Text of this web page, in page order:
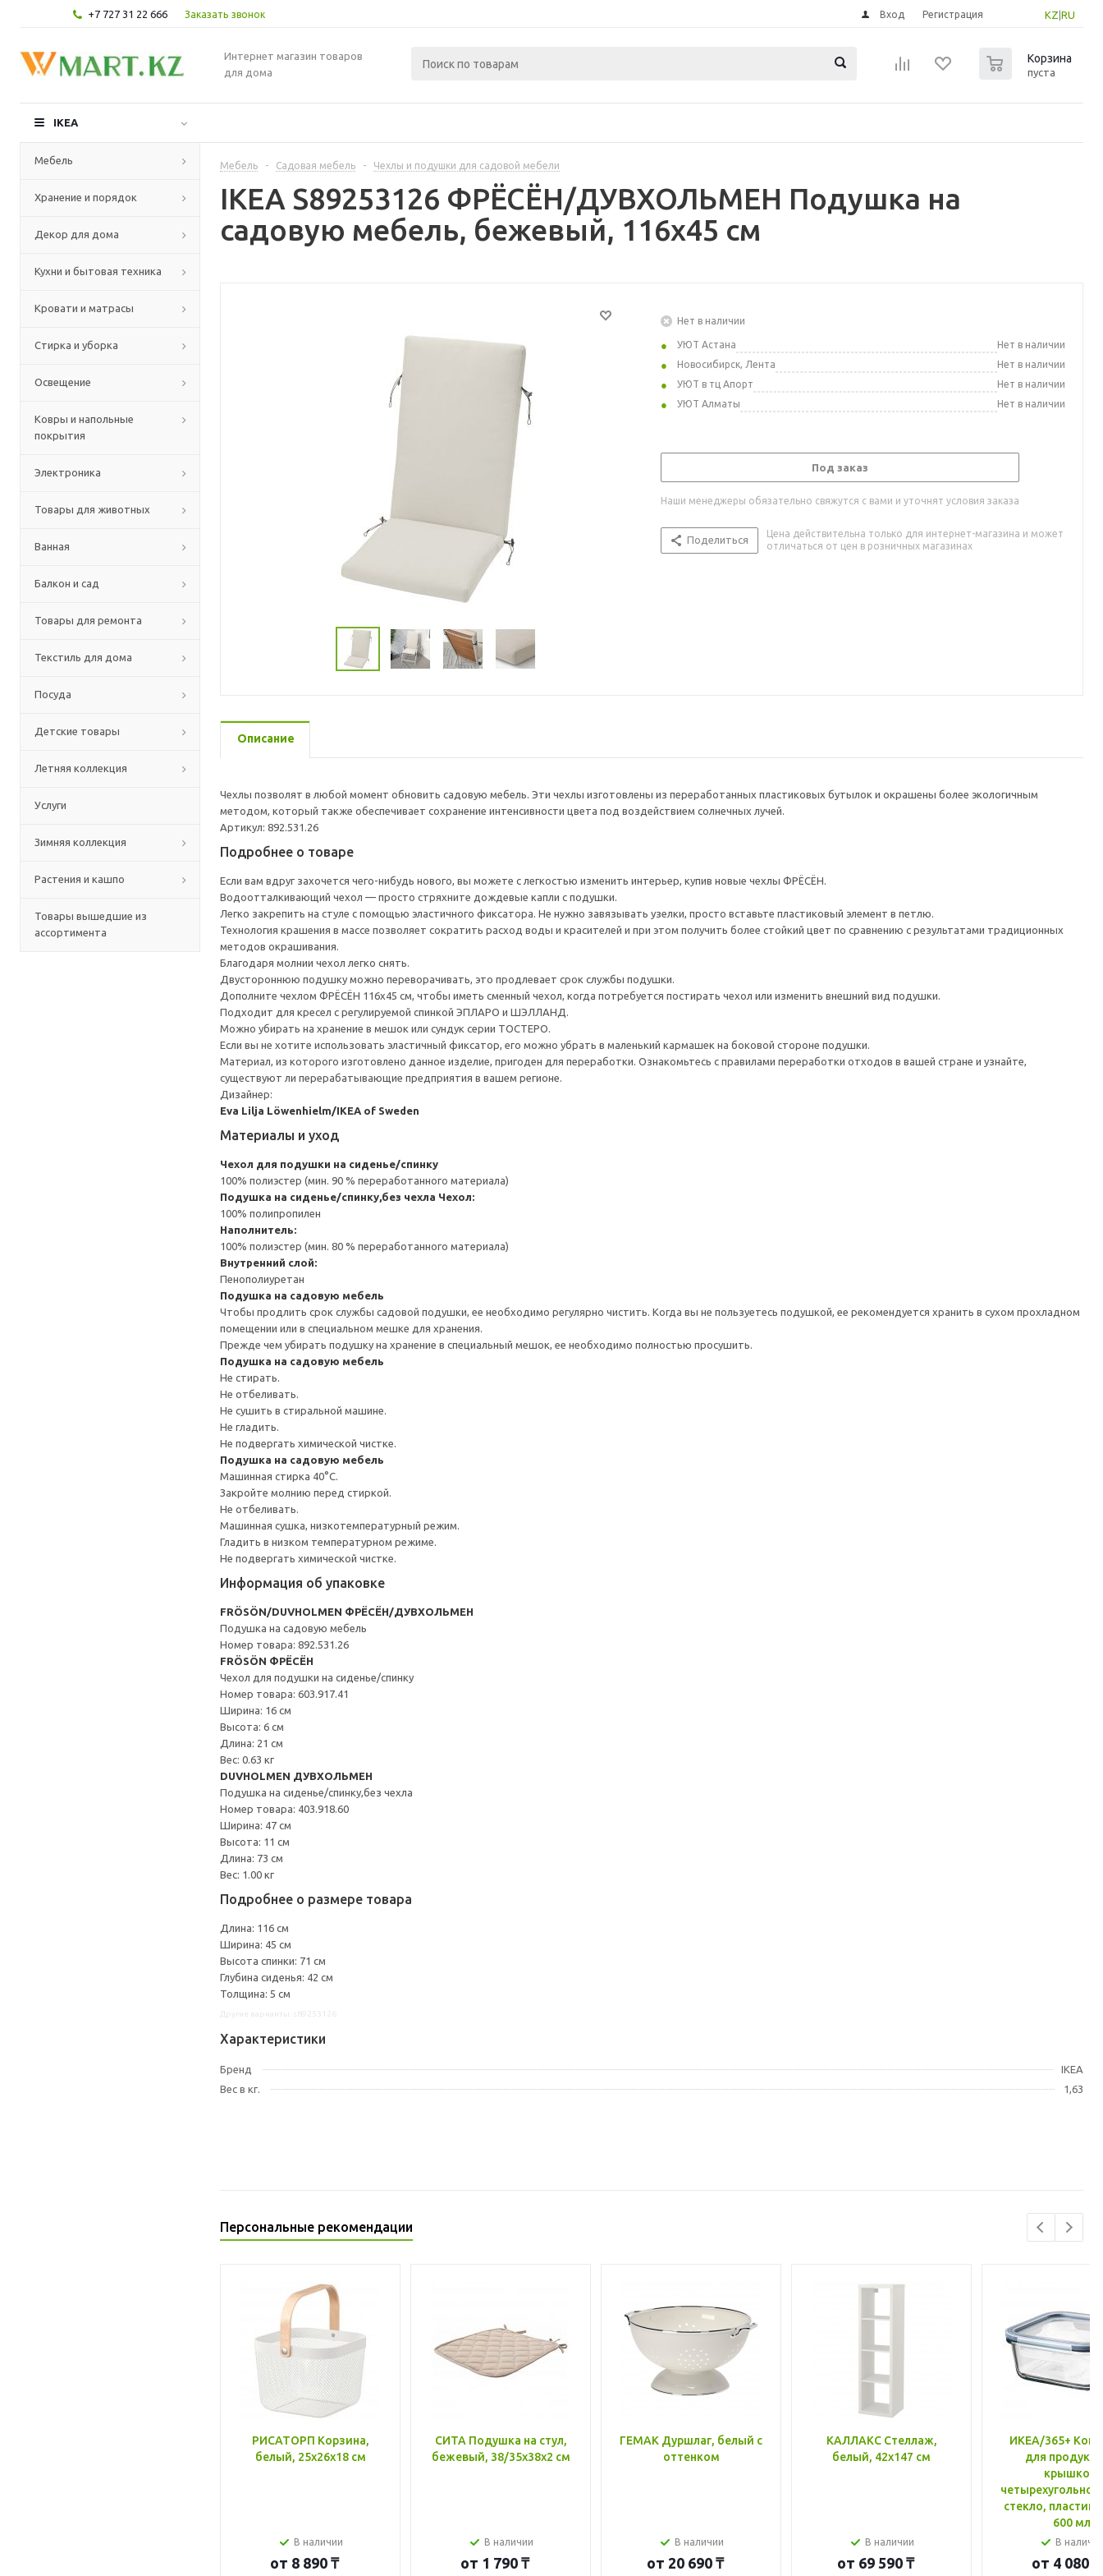
+7 727 31 22 666 Заказать звонок KZ RU
Вход Регистрация
Интернет магазин товаров
для дома
Корзина
пуста
IKEA
Мебель
Хранение и порядок
Декор для дома
Кухни и бытовая техника
Кровати и матрасы
Стирка и уборка
Освещение
Ковры и напольные
покрытия
Электроника
Товары для животных
Ванная
Балкон и сад
Товары для ремонта
Текстиль для дома
Посуда
Детские товары
Летняя коллекция
Услуги
Зимняя коллекция
Растения и кашпо
Товары вышедшие из
ассортимента
Мебель - Садовая мебель - Чехлы и подушки для садовой мебели
IKEA S89253126 ФРЁСЁН/ДУВХОЛЬМЕН Подушка на
садовую мебель, бежевый, 116x45 см
Нет в наличии
УЮТ Астана
Нет в наличии
Новосибирск, Лента
Нет в наличии
УЮТ в тц Апорт
Нет в наличии
УЮТ Алматы
Нет в наличии
Под заказ
Наши менеджеры обязательно свяжутся с вами и уточнят условия заказа
Поделиться
Цена действительна только для интернет-магазина и может
отличаться от цен в розничных магазинах
Описание
Чехлы позволят в любой момент обновить садовую мебель. Эти чехлы изготовлены из переработанных пластиковых бутылок и окрашены более экологичным
методом, который также обеспечивает сохранение интенсивности цвета под воздействием солнечных лучей.
Артикул: 892.531.26
Подробнее о товаре
Если вам вдруг захочется чего-нибудь нового, вы можете с легкостью изменить интерьер, купив новые чехлы ФРЁСЁН.
Водоотталкивающий чехол — просто стряхните дождевые капли с подушки.
Легко закрепить на стуле с помощью эластичного фиксатора. Не нужно завязывать узелки, просто вставьте пластиковый элемент в петлю.
Технология крашения в массе позволяет сократить расход воды и красителей и при этом получить более стойкий цвет по сравнению с результатами традиционных
методов окрашивания.
Благодаря молнии чехол легко снять.
Двустороннюю подушку можно переворачивать, это продлевает срок службы подушки.
Дополните чехлом ФРЁСЁН 116x45 см, чтобы иметь сменный чехол, когда потребуется постирать чехол или изменить внешний вид подушки.
Подходит для кресел с регулируемой спинкой ЭПЛАРО и ШЭЛЛАНД.
Можно убирать на хранение в мешок или сундук серии ТОСТЕРО.
Если вы не хотите использовать эластичный фиксатор, его можно убрать в маленький кармашек на боковой стороне подушки.
Материал, из которого изготовлено данное изделие, пригоден для переработки. Ознакомьтесь с правилами переработки отходов в вашей стране и узнайте,
существуют ли перерабатывающие предприятия в вашем регионе.
Дизайнер:
Eva Lilja Löwenhielm/IKEA of Sweden
Материалы и уход
Чехол для подушки на сиденье/спинку
100% полиэстер (мин. 90 % переработанного материала)
Подушка на сиденье/спинку,без чехла Чехол:
100% полипропилен
Наполнитель:
100% полиэстер (мин. 80 % переработанного материала)
Внутренний слой:
Пенополиуретан
Подушка на садовую мебель
Чтобы продлить срок службы садовой подушки, ее необходимо регулярно чистить. Когда вы не пользуетесь подушкой, ее рекомендуется хранить в сухом прохладном
помещении или в специальном мешке для хранения.
Прежде чем убирать подушку на хранение в специальный мешок, ее необходимо полностью просушить.
Подушка на садовую мебель
Не стирать.
Не отбеливать.
Не сушить в стиральной машине.
Не гладить.
Не подвергать химической чистке.
Подушка на садовую мебель
Машинная стирка 40°С.
Закройте молнию перед стиркой.
Не отбеливать.
Машинная сушка, низкотемпературный режим.
Гладить в низком температурном режиме.
Не подвергать химической чистке.
Информация об упаковке
FRÖSÖN/DUVHOLMEN ФРЁСЁН/ДУВХОЛЬМЕН
Подушка на садовую мебель
Номер товара: 892.531.26
FRÖSÖN ФРЁСЁН
Чехол для подушки на сиденье/спинку
Номер товара: 603.917.41
Ширина: 16 см
Высота: 6 см
Длина: 21 см
Вес: 0.63 кг
DUVHOLMEN ДУВХОЛЬМЕН
Подушка на сиденье/спинку,без чехла
Номер товара: 403.918.60
Ширина: 47 см
Высота: 11 см
Длина: 73 см
Вес: 1.00 кг
Подробнее о размере товара
Длина: 116 см
Ширина: 45 см
Высота спинки: 71 см
Глубина сиденья: 42 см
Толщина: 5 см
Характеристики
Бренд
IKEA
Вес в кг.
1,63
Персональные рекомендации
РИСАТОРП Корзина,
белый, 25x26x18 см
В наличии
от 8 890 ₸
СИТА Подушка на стул,
бежевый, 38/35x38x2 см
В наличии
от 1 790 ₸
ГЕМАК Дуршлаг, белый с
оттенком
В наличии
от 20 690 ₸
КАЛЛАКС Стеллаж,
белый, 42x147 см
В наличии
от 69 590 ₸
ИКЕА/365+
для
крышкой,
стекло, пластик
600 мл
В
от 4 080 ₸